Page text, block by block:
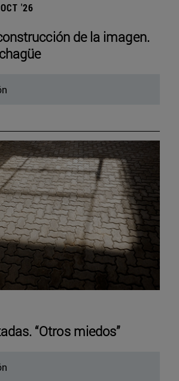
'26
de la imagen.
“Otros miedos”